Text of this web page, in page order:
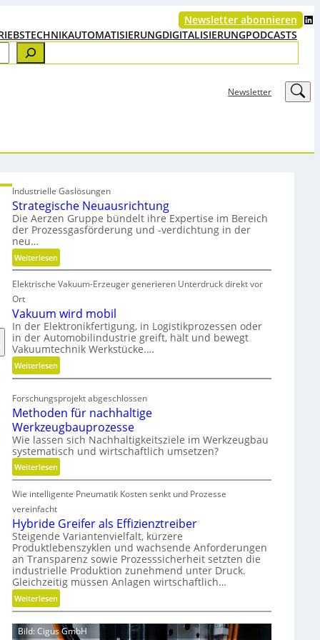
Newsletter abonnieren LinkedIn
AUTOMATISIERUNGDIGITALISIERUNGPODCASTS
Newsletter LinkedIn
Industrielle Gaslösungen
Strategische Neuausrichtung
Die Aerzen Gruppe bündelt ihre Expertise im Bereich
der Prozessgasförderung und -verdichtung in der
neu…
Weiterlesen:
S
t
a
t
e
g
i
s
h
e
N
e
u
a
s
i
c
h
t
u
g
Elektrische Vakuum-Erzeuger generieren Unterdruck direkt vor
Ort
Vakuum wird mobil
In der Elektronikfertigung, in Logistikprozessen oder
in der Automobilindustrie greift, hält und bewegt
Vakuumtechnik Werkstücke.…
Weiterlesen:
V
k
u
u
m
w
i
d
o
b
i
l
Forschungsprojekt abgeschlossen
Methoden für nachhaltige
Werkzeugbauprozesse
Wie lassen sich Nachhaltigkeitsziele im Werkzeugbau
systematisch und wirtschaftlich umsetzen?
Weiterlesen:
M
e
h
o
d
e
n
f
ü
r
n
Wie intelligente Pneumatik Kosten senkt und Prozesse
vereinfacht
Hybride Greifer als Effizienztreiber
Steigende Variantenvielfalt, kürzere
Produktlebenszyklen und wachsende Anforderungen
an Transparenz sowie Prozesssicherheit setzten die
industrielle Produktion zunehmend unter Druck.
Gleichzeitig müssen Anlagen wirtschaftlich…
Weiterlesen:
H
y
Bild: Cigus GmbH